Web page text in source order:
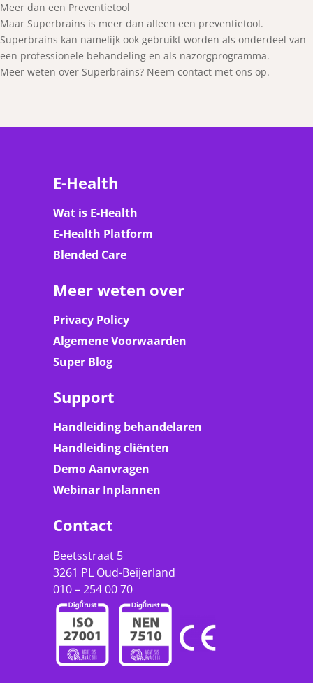
Meer dan een Preventietool
Maar Superbrains is meer dan alleen een preventietool.
Superbrains kan namelijk ook gebruikt worden als onderdeel van
een professionele behandeling en als nazorgprogramma.
Meer weten over Superbrains? Neem contact met ons op.
E-Health
Wat is E-Health
E-Health Platform
Blended Care
Meer weten over
Privacy Policy
Algemene Voorwaarden
Super Blog
Support
Handleiding behandelaren
Handleiding cliënten
Demo Aanvragen
Webinar Inplannen
Contact
Beetsstraat 5
3261 PL Oud-Beijerland
010 – 254 00 70